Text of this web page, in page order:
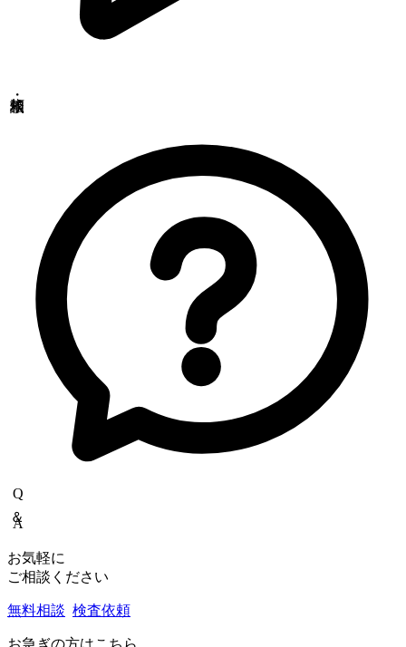
Q＆A
お気軽に
ご相談ください
無料相談 検査依頼